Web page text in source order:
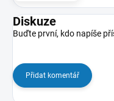
Diskuze
Buďte první, kdo napíše
Přidat komentář